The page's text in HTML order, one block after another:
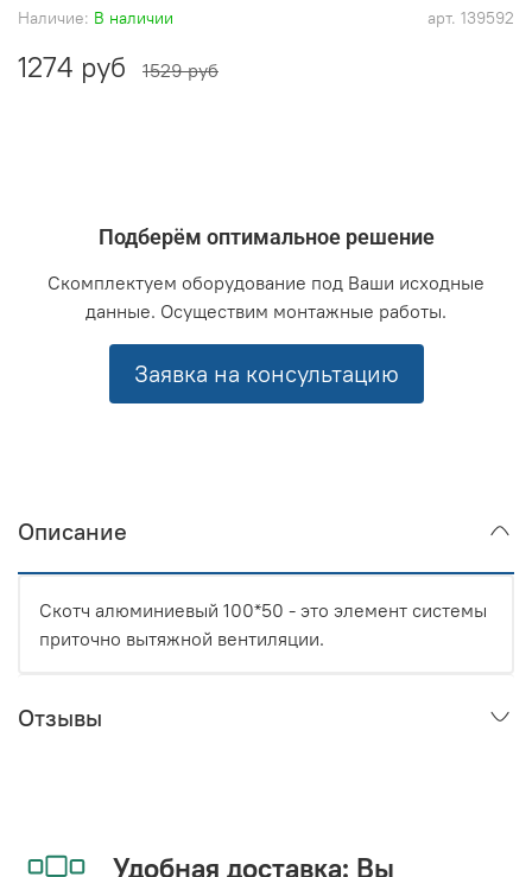
арт. 139592
Наличие: В наличии
1274 руб 1529 руб
Подберём оптимальное решение
Скомплектуем оборудование под Ваши исходные
данные. Осуществим монтажные работы.
Заявка на консультацию
Описание
Скотч алюминиевый 100*50 - это элемент системы
приточно вытяжной вентиляции.
Отзывы
Удобная доставка: Вы